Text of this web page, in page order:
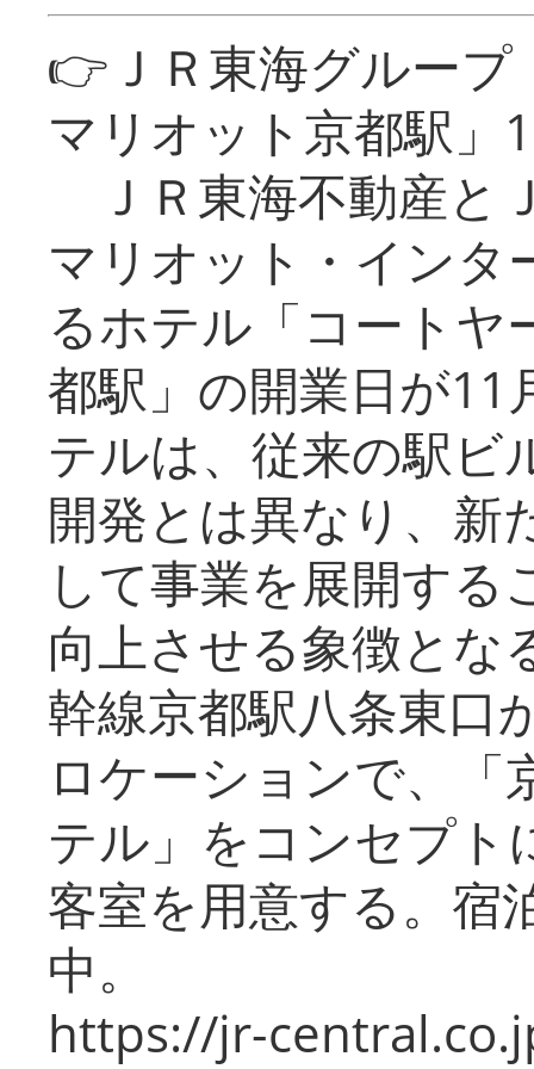
👉ＪＲ東海グルー
マリオット京都駅」
ＪＲ東海不動産と
マリオット・インタ
るホテル「コートヤ
都駅」の開業日が11
テルは、従来の駅ビ
開発とは異なり、新
して事業を展開する
向上させる象徴とな
幹線京都駅八条東口
ロケーションで、「
テル」をコンセプト
客室を用意する。宿
中。
https://jr-